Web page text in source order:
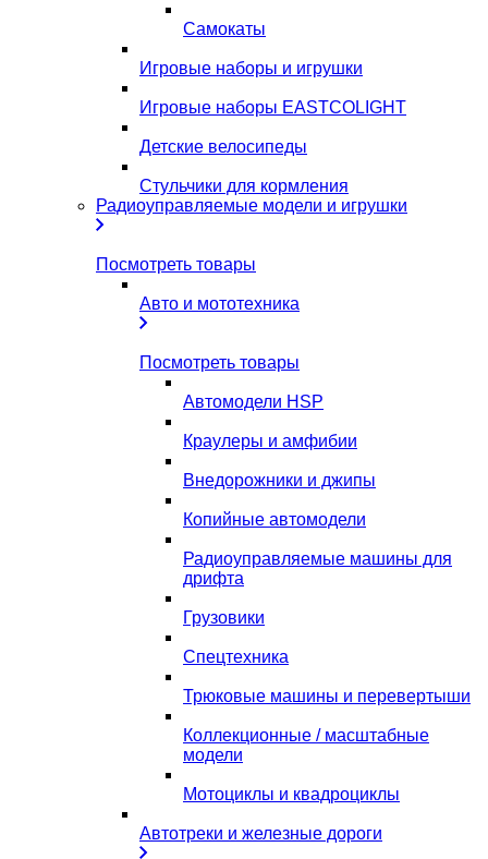
Самокаты
Игровые наборы и игрушки
Игровые наборы EASTCOLIGHT
Детские велосипеды
Стульчики для кормления
Радиоуправляемые модели и игрушки
Посмотреть товары
Авто и мототехника
Посмотреть товары
Автомодели HSP
Краулеры и амфибии
Внедорожники и джипы
Копийные автомодели
Радиоуправляемые машины для
дрифта
Грузовики
Спецтехника
Трюковые машины и перевертыши
Коллекционные / масштабные
модели
Мотоциклы и квадроциклы
Автотреки и железные дороги